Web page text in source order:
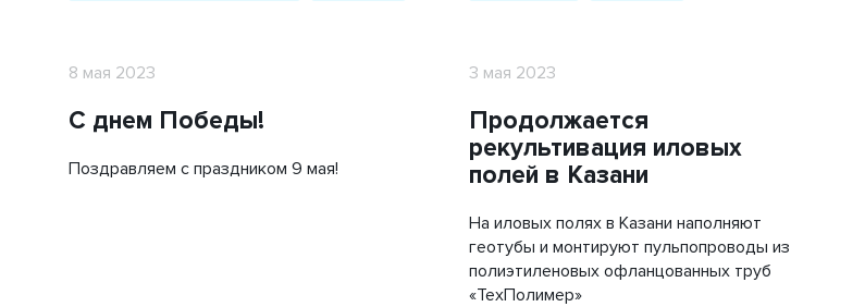
8 мая 2023
С днем Победы!
Поздравляем с праздником 9 мая!
3 мая 2023
Продолжается
рекультивация иловых
полей в Казани
На иловых полях в Казани наполняют
геотубы и монтируют пульпопроводы из
полиэтиленовых офланцованных труб
«ТехПолимер»